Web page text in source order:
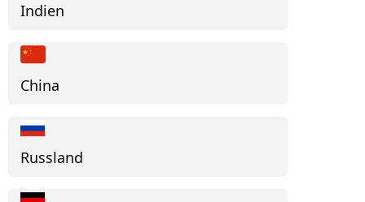
Indien
China
Russland